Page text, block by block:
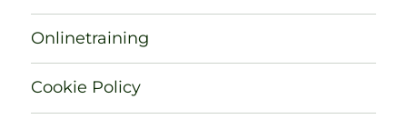
Onlinetraining
Cookie Policy